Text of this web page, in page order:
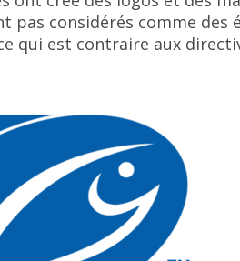
considérés comme des
qui est contraire aux